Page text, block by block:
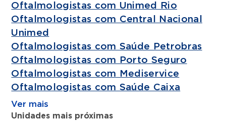
Oftalmologistas com Unimed Rio
Oftalmologistas com Central Nacional
Unimed
Oftalmologistas com Saúde Petrobras
Oftalmologistas com Porto Seguro
Oftalmologistas com Mediservice
Oftalmologistas com Saúde Caixa
Ver mais
Unidades mais próximas